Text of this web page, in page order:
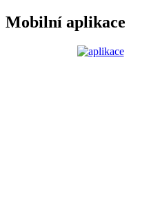
Mobilní aplikace